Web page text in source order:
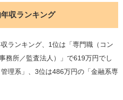
収ランキング
ランキング、1位は「専門職（コン
務所／監査法人）」で619万円でし
理系」、3位は486万円の「金融系専